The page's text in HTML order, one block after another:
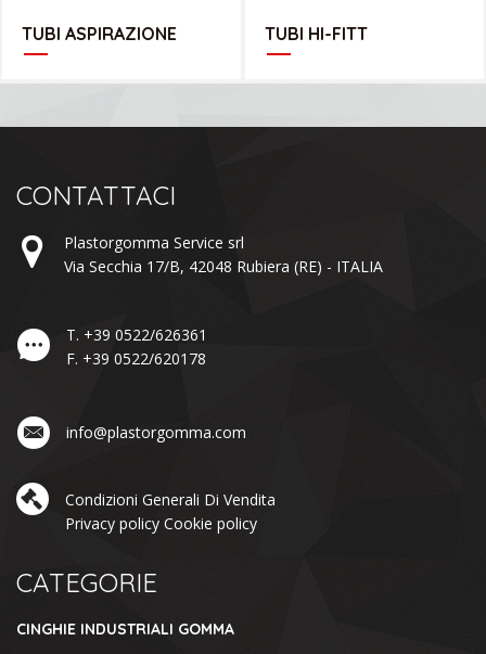
TUBI ASPIRAZIONE TUBI HI-FITT
CONTATTACI
Plastorgomma Service srl
Via Secchia 17/B, 42048 Rubiera (RE) - ITALIA
T. +39 0522/626361
F. +39 0522/620178
info@plastorgomma.com
Condizioni Generali Di Vendita
Privacy policy Cookie policy
CATEGORIE
CINGHIE INDUSTRIALI GOMMA